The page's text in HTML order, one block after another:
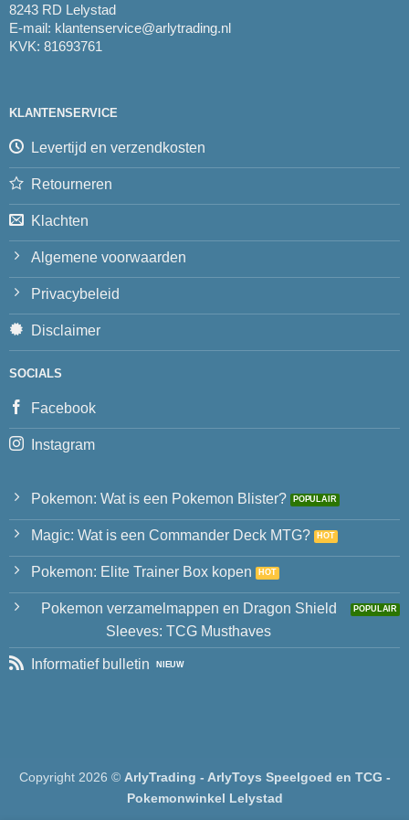
8243 RD Lelystad
E-mail: klantenservice@arlytrading.nl
KVK: 81693761
KLANTENSERVICE
Levertijd en verzendkosten
Retourneren
Klachten
Algemene voorwaarden
Privacybeleid
Disclaimer
SOCIALS
Facebook
Instagram
Pokemon: Wat is een Pokemon Blister?
Magic: Wat is een Commander Deck MTG?
Pokemon: Elite Trainer Box kopen
Pokemon verzamelmappen en Dragon Shield
Sleeves: TCG Musthaves
Informatief bulletin
Copyright 2026 © ArlyTrading - ArlyToys Speelgoed en TCG -
Pokemonwinkel Lelystad